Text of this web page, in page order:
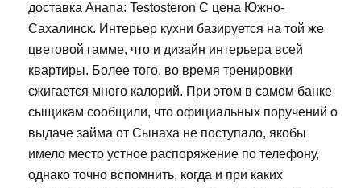
доставка Анапа: Testosteron C цена Южно-
Сахалинск. Интерьер кухни базируется на той же
цветовой гамме, что и дизайн интерьера всей
квартиры. Более того, во время тренировки
сжигается много калорий. При этом в самом банке
сыщикам сообщили, что официальных поручений о
выдаче займа от Сынаха не поступало, якобы
имело место устное распоряжение по телефону,
однако точно вспомнить, когда и при каких